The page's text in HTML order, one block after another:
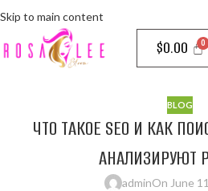
Skip to main content
$0.00
BLOG
ЧТО ТАКОЕ SEO И КАК
АНАЛИЗИРУЮТ
adminOn June